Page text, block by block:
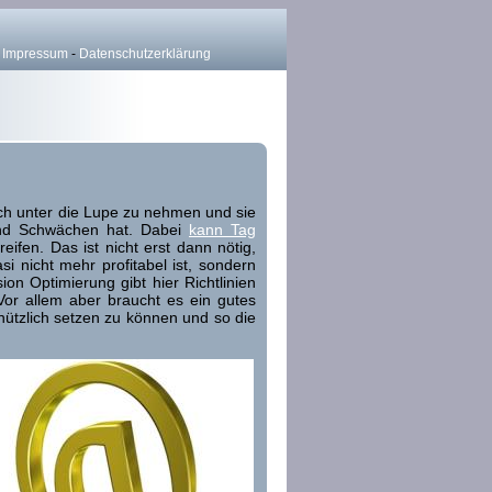
unter die Lupe zu nehmen und sie
Schwächen hat. Dabei kann Tag
Das ist nicht erst dann nötig,
nicht mehr profitabel ist, sondern
Optimierung gibt hier Richtlinien
allem aber braucht es ein gutes
setzen zu können und so die
Impressum - Datenschutzerklärung